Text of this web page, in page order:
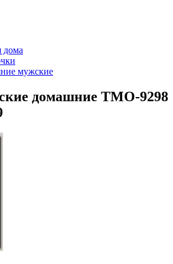
дома
мужские
домашние ТМО-9298